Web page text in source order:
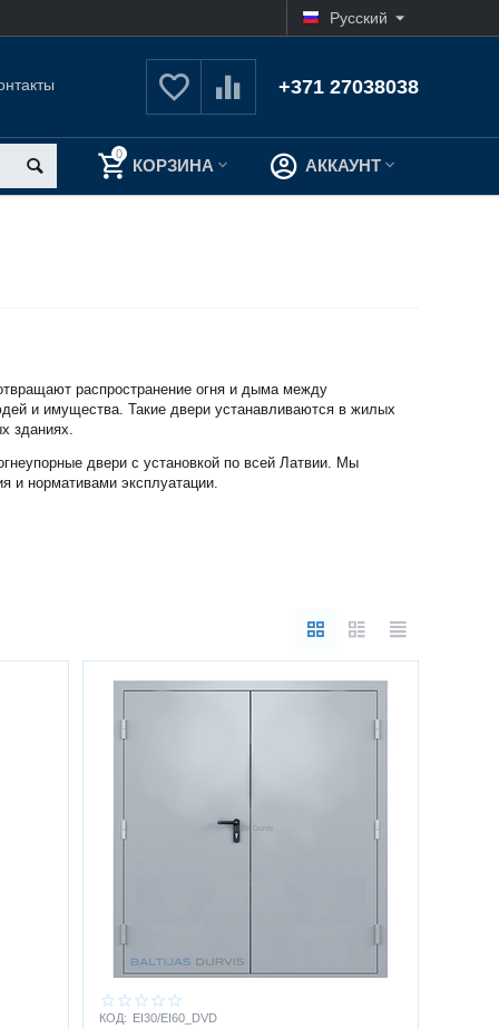
Русский
+371 27038038
АККАУНТ
0
КОРЗИНА
распространение огня и дыма между
и имущества. Такие двери устанавливаются в жилых
зданиях.
двери с установкой по всей Латвии. Мы
и нормативами эксплуатации.
КОД: EI30/EI60_DVD